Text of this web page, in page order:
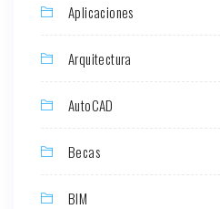
Aplicaciones
Arquitectura
AutoCAD
Becas
BIM